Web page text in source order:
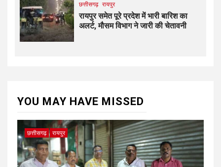
छत्तीसगढ़ रायपुर
रायपुर समेत पूरे प्रदेश में भारी बारिश का
अलर्ट, मौसम विभाग ने जारी की चेतावनी
YOU MAY HAVE MISSED
छत्तीसगढ़ रायपुर